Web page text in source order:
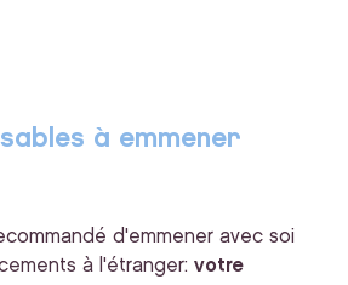
à emmener
d'emmener avec soi
à l'étranger: votre